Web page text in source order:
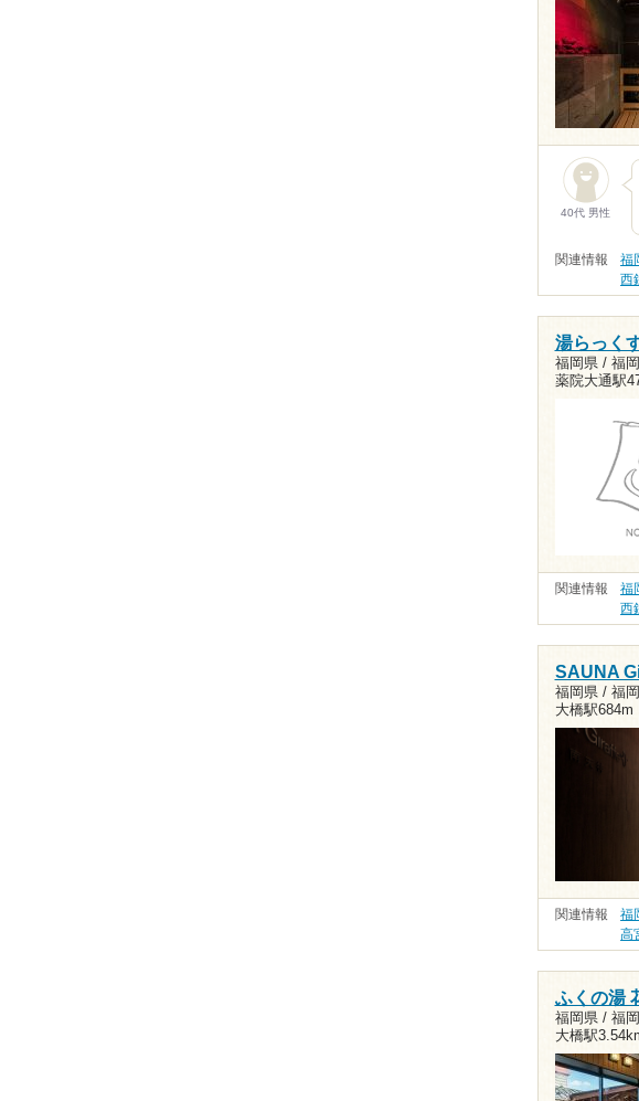
40代 男性
関連情報 福
西
湯らっく
福岡県 / 福
薬院大通駅
関連情報 福
西
SAUNA
福岡県 / 福
大橋駅684m
関連情報 福
高
ふくの湯
福岡県 / 福
大橋駅